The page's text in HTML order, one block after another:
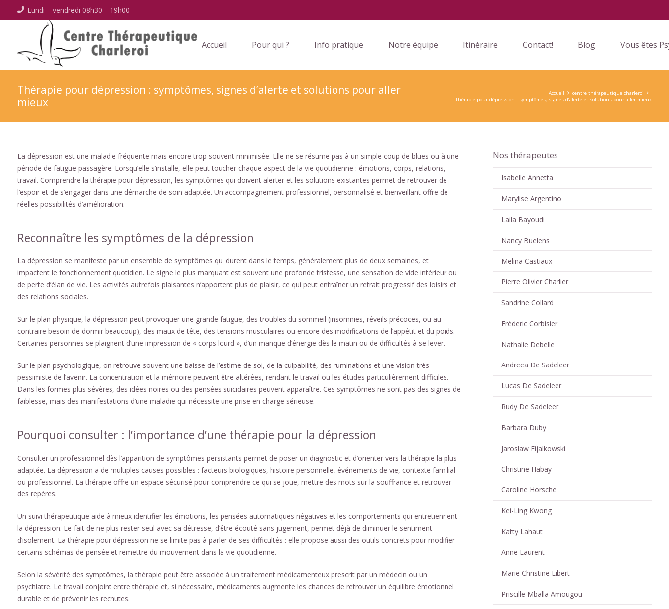
Lundi – vendredi 08h30 – 19h00
Accueil Pour qui ? Info pratique Notre équipe Itinéraire Contact! Blog Vous êtes
Thérapie pour dépression : symptômes, signes d’alerte et solutions pour aller
mieux
Accueil
centre thérapeutique charleroi
Thérapie pour dépression : symptômes, signes d’alerte et solutions pour aller mieux
La dépression est une maladie fréquente mais encore trop souvent minimisée. Elle ne se résume pas à un simple coup de blues ou à une
période de fatigue passagère. Lorsqu’elle s’installe, elle peut toucher chaque aspect de la vie quotidienne : émotions, corps, relations,
travail. Comprendre la thérapie pour dépression, les symptômes qui doivent alerter et les solutions existantes permet de retrouver de
l’espoir et de s’engager dans une démarche de soin adaptée. Un accompagnement professionnel, personnalisé et bienveillant offre de
réelles possibilités d’amélioration.
Reconnaître les symptômes de la dépression
La dépression se manifeste par un ensemble de symptômes qui durent dans le temps, généralement plus de deux semaines, et
impactent le fonctionnement quotidien. Le signe le plus marquant est souvent une profonde tristesse, une sensation de vide intérieur ou
de perte d’élan de vie. Les activités autrefois plaisantes n’apportent plus de plaisir, ce qui peut entraîner un retrait progressif des loisirs et
des relations sociales.
Sur le plan physique, la dépression peut provoquer une grande fatigue, des troubles du sommeil (insomnies, réveils précoces, ou au
contraire besoin de dormir beaucoup), des maux de tête, des tensions musculaires ou encore des modifications de l’appétit et du poids.
Certaines personnes se plaignent d’une impression de « corps lourd », d’un manque d’énergie dès le matin ou de difficultés à se lever.
Sur le plan psychologique, on retrouve souvent une baisse de l’estime de soi, de la culpabilité, des ruminations et une vision très
pessimiste de l’avenir. La concentration et la mémoire peuvent être altérées, rendant le travail ou les études particulièrement difficiles.
Dans les formes plus sévères, des idées noires ou des pensées suicidaires peuvent apparaître. Ces symptômes ne sont pas des signes de
faiblesse, mais des manifestations d’une maladie qui nécessite une prise en charge sérieuse.
Pourquoi consulter : l’importance d’une thérapie pour la dépression
Consulter un professionnel dès l’apparition de symptômes persistants permet de poser un diagnostic et d’orienter vers la thérapie la plus
adaptée. La dépression a de multiples causes possibles : facteurs biologiques, histoire personnelle, événements de vie, contexte familial
ou professionnel. La thérapie offre un espace sécurisé pour comprendre ce qui se joue, mettre des mots sur la souffrance et retrouver
des repères.
Un suivi thérapeutique aide à mieux identifier les émotions, les pensées automatiques négatives et les comportements qui entretiennent
la dépression. Le fait de ne plus rester seul avec sa détresse, d’être écouté sans jugement, permet déjà de diminuer le sentiment
d’isolement. La thérapie pour dépression ne se limite pas à parler de ses difficultés : elle propose aussi des outils concrets pour modifier
certains schémas de pensée et remettre du mouvement dans la vie quotidienne.
Selon la sévérité des symptômes, la thérapie peut être associée à un traitement médicamenteux prescrit par un médecin ou un
psychiatre. Le travail conjoint entre thérapie et, si nécessaire, médicaments augmente les chances de retrouver un équilibre émotionnel
durable et de prévenir les rechutes.
Nos thérapeutes
Isabelle Annetta
Marylise Argentino
Laila Bayoudi
Nancy Buelens
Melina Castiaux
Pierre Olivier Charlier
Sandrine Collard
Fréderic Corbisier
Nathalie Debelle
Andreea De Sadeleer
Lucas De Sadeleer
Rudy De Sadeleer
Barbara Duby
Jaroslaw Fijalkowski
Christine Habay
Caroline Horschel
Kei-Ling Kwong
Katty Lahaut
Anne Laurent
Marie Christine Libert
Priscille Mballa Amougou